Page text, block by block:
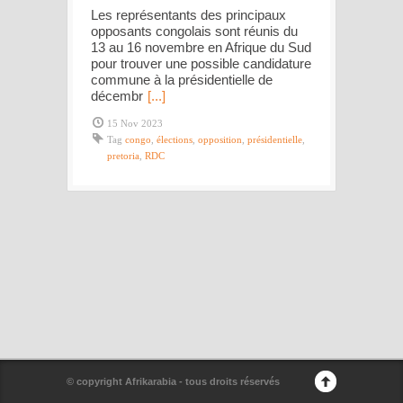
Les représentants des principaux
opposants congolais sont réunis du
13 au 16 novembre en Afrique du Sud
pour trouver une possible candidature
commune à la présidentielle de
décembr [...]
15 Nov 2023
Tag congo élections opposition présidentielle
pretoria RDC
© copyright Afrikarabia - tous droits réservés